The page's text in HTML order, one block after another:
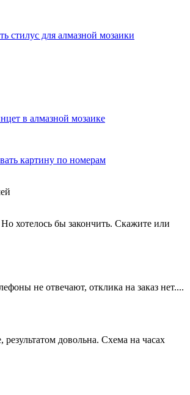
стилус для алмазной мозаики
в алмазной мозаике
картину по номерам
хотелось бы закончить. Скажите или
не отвечают, отклика на заказ нет....
довольна. Схема на часах